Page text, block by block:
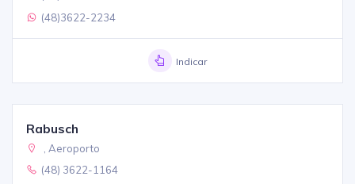
(48)3622-2234
Indicar
Rabusch
, Aeroporto
(48) 3622-1164